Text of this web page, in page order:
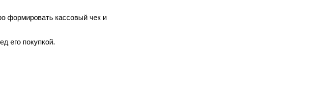
формировать кассовый чек и
его покупкой.